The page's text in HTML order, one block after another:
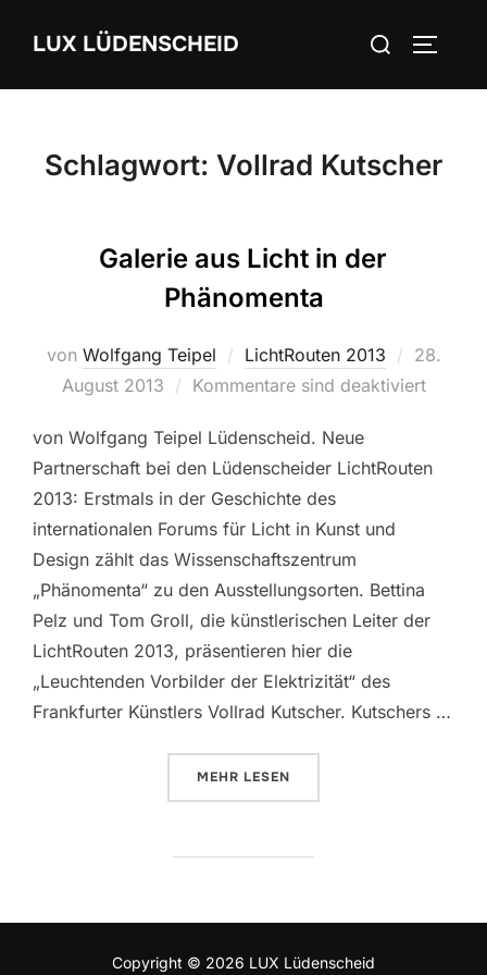
InhaltLUX LÜDENSCHEID
Suchen
Schlagwort: Vollrad Kutscher
Galerie aus Licht in der
Phänomenta
von Wolfgang Teipel LichtRouten 2013
am
28.
August 2013
Kommentare sind deaktiviert
von Wolfgang Teipel Lüdenscheid. Neue
Partnerschaft bei den Lüdenscheider LichtRouten
2013: Erstmals in der Geschichte des
internationalen Forums für Licht in Kunst und
Design zählt das Wissenschaftszentrum
„Phänomenta“ zu den Ausstellungsorten. Bettina
Pelz und Tom Groll, die künstlerischen Leiter der
LichtRouten 2013, präsentieren hier die
„Leuchtenden Vorbilder der Elektrizität“ des
Frankfurter Künstlers Vollrad Kutscher. Kutschers …
MEHR ÜBER „GALERIE AUS LICHT IN
LESEN
Copyright © 2026 LUX Lüdenscheid